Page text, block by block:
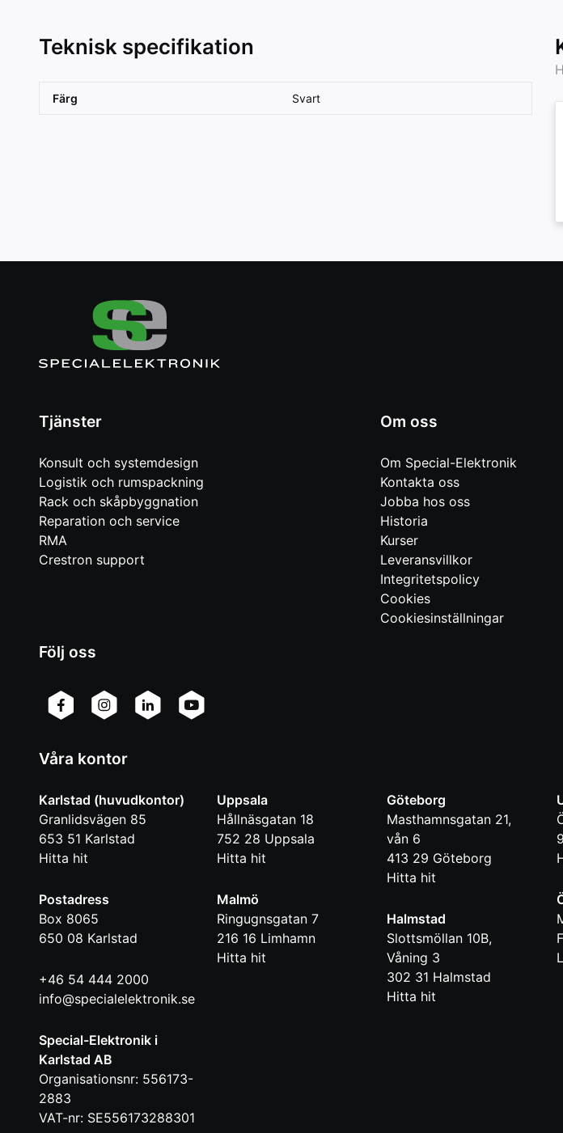
Teknisk specifikation
Färg Svart
Tjänster
Konsult och systemdesign
Logistik och rumspackning
Rack och skåpbyggnation
Reparation och service
RMA
Crestron support
Om oss
Om Special-Elektronik
Kontakta oss
Jobba hos oss
Historia
Kurser
Leveransvillkor
Integritetspolicy
Cookies
Cookiesinställningar
Följ oss
Våra kontor
Karlstad (huvudkontor)
Granlidsvägen 85
653 51 Karlstad
Hitta hit
Postadress
Box 8065
650 08 Karlstad
+46 54 444 2000
info@specialelektronik.se
Special-Elektronik i
Karlstad AB
Organisationsnr: 556173-
2883
VAT-nr: SE556173288301
Uppsala
Hållnäsgatan 18
752 28 Uppsala
Hitta hit
Malmö
Ringugnsgatan 7
216 16 Limhamn
Hitta hit
Göteborg
Masthamnsgatan 21,
vån 6
413 29 Göteborg
Hitta hit
Halmstad
Slottsmöllan 10B,
Våning 3
302 31 Halmstad
Hitta hit